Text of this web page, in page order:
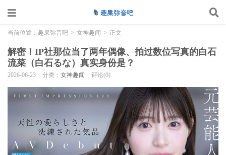
当前位置： 趣果弥音吧 > 女神趣闻 > 正文
解密！IP社那位当了两年偶像、拍过数位写真的白石
流菜（白石るな）真实身份是？
2026-06-23 分类： 女神趣闻 评论(0)